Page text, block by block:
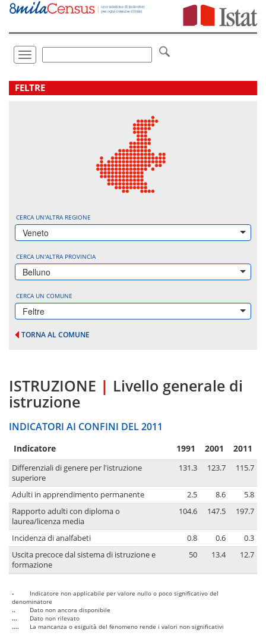
Vai
direttamente
Toggle
navigation
.
FELTRE
CERCA UN'ALTRA REGIONE
Veneto
CERCA UN'ALTRA PROVINCIA
Belluno
CERCA UN COMUNE
Feltre
TORNA AL COMUNE
ISTRUZIONE | Livello generale di
istruzione
INDICATORI AI CONFINI DEL 2011
Indicatore 1991 2001 2011
Differenziali di genere per l'istruzione
superiore
131.3 123.7 115.7
Adulti in apprendimento permanente 2.5 8.6
5.8
Rapporto adulti con diploma o
laurea/licenza media
104.6 147.5 197.7
Incidenza di analfabeti 0.8 0.6
0.3
Uscita precoce dal sistema di istruzione e
formazione
50 13.4 12.7
-
Indicatore non applicabile per valore nullo o poco significativo del
denominatore
..
Dato non ancora disponibile
...
Dato non rilevato
....
La mancanza o esiguità del fenomeno rende i valori non significativi